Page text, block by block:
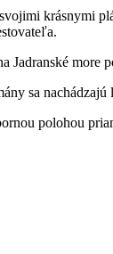
krásnymi
more
sa
polohou